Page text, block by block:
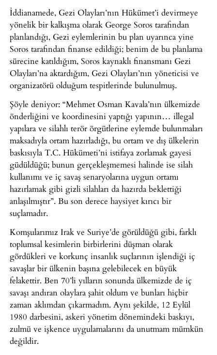
İddianamede, Gezi Olayları’nın Hükümet’i devirmeye
yönelik bir kalkışma olarak George Soros tarafından
planlandığı, Gezi eylemlerinin bu plan uyarınca yine
Soros tarafından finanse edildiği; benim de bu planlama
sürecine katıldığım, Soros kaynaklı finansmanı Gezi
Olayları’na aktardığım, Gezi Olayları’nın yöneticisi ve
organizatörü olduğum tespitlerinde bulunulmuş.
Şöyle deniyor: “Mehmet Osman Kavala’nın ülkemizde
önderliğini ve koordinesini yaptığı yapının… illegal
yapılara ve silahlı terör örgütlerine eylemde bulunmaları
maksadıyla ortam hazırladığı, bu ortam ve dış ülkelerin
baskısıyla T.C. Hükümeti’ni istifaya zorlamak gayesi
güdüldüğü; bunun gerçekleşmemesi halinde ise silah
kullanımı ve iç savaş senaryolarına uygun ortamı
hazırlamak gibi gizli silahları da hazırda beklettiği
anlaşılmıştır”. Bu son derece haysiyet kırıcı bir
suçlamadır.
Komşularımız Irak ve Suriye’de görüldüğü gibi, farklı
toplumsal kesimlerin birbirlerini düşman olarak
gördükleri ve korkunç insanlık suçlarının işlendiği iç
savaşlar bir ülkenin başına gelebilecek en büyük
felakettir. Ben 70’li yılların sonunda ülkemizde de iç
savaşı andıran olaylara şahit oldum ve bunları hiçbir
zaman aklımdan çıkarmadım. Aynı şekilde, 12 Eylül
1980 darbesini, askeri yönetim dönemindeki baskıyı,
zulmü ve işkence uygulamalarını da unutmam mümkün
değildir.